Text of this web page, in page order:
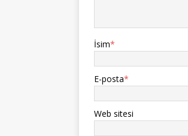
İsim*
E-posta*
Web sitesi